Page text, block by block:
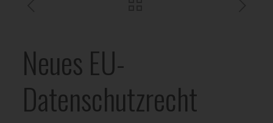
Neues EU-
Datenschutzrecht